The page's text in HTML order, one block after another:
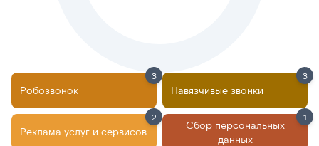
Робозвонок
3
Навязчивые звонки
3
Реклама услуг и сервисов
2
Сбор персональных
данных
1